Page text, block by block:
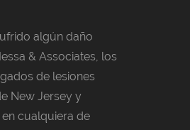
algún daño
& Associates, los
de lesiones
New Jersey y
en cualquiera de